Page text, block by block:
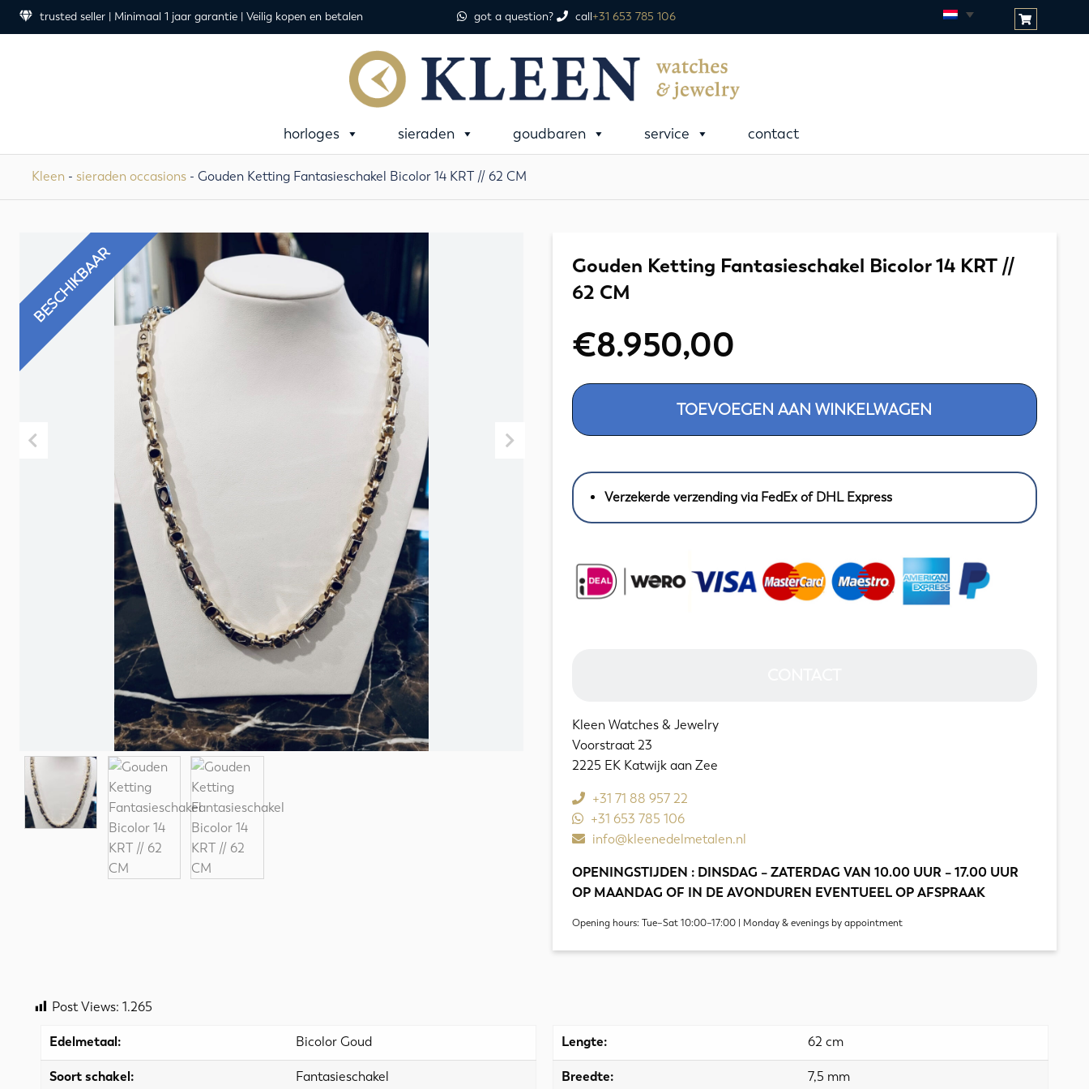
trusted seller | Minimaal 1 jaar garantie | Veilig kopen en betalen got a question? call+31 653 785 106
horloges sieraden goudbaren service contact
Kleen - sieraden occasions - Gouden Ketting Fantasieschakel Bicolor 14 KRT // 62 CM
BESCHIKBAAR
Gouden Ketting Fantasieschakel Bicolor 14 KRT //
62 CM
€8.950,00
Gouden
Fantasieschakel
14
KRT
//
aantal
TOEVOEGEN AAN WINKELWAGEN
Verzekerde verzending via FedEx of DHL Express
Kleen Watches & Jewelry
Voorstraat 23
2225 EK Katwijk aan Zee
+31 71 88 957 22
+31 653 785 106
info@kleenedelmetalen.nl
OPENINGSTIJDEN : DINSDAG – ZATERDAG VAN 10.00 UUR – 17.00 UUR
OP MAANDAG OF IN DE AVONDUREN EVENTUEEL OP AFSPRAAK
Opening hours: Tue–Sat 10:00–17:00 | Monday & evenings by appointment
Post Views: 1.265
Edelmetaal: Bicolor Goud
Soort schakel: Fantasieschakel
Lengte: 62 cm
Breedte: 7,5 mm